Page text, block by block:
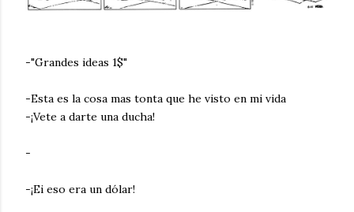
-"Grandes ideas 1$"
-Esta es la cosa mas tonta que he visto en mi vida
-¡Vete a darte una ducha!
-
-¡Ei eso era un dólar!